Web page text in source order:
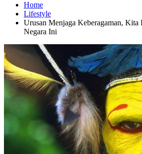
Home
Lifestyle
Urusan Menjaga Keberagaman, Kita
Negara Ini